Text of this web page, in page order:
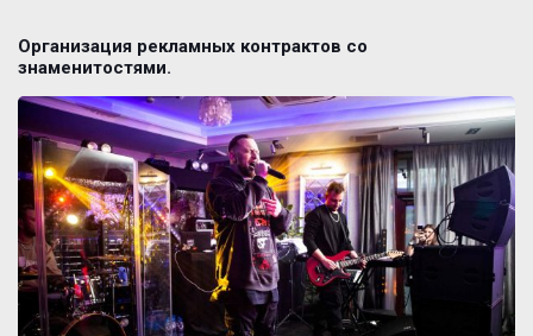
Организация рекламных контрактов со
знаменитостями.